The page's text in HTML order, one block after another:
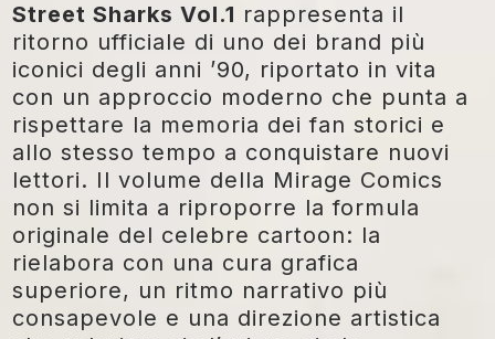
Street Sharks Vol.1 rappresenta il
ritorno ufficiale di uno dei brand più
iconici degli anni ’90, riportato in vita
con un approccio moderno che punta a
rispettare la memoria dei fan storici e
allo stesso tempo a conquistare nuovi
lettori. Il volume della Mirage Comics
non si limita a riproporre la formula
originale del celebre cartoon: la
rielabora con una cura grafica
superiore, un ritmo narrativo più
consapevole e una direzione artistica